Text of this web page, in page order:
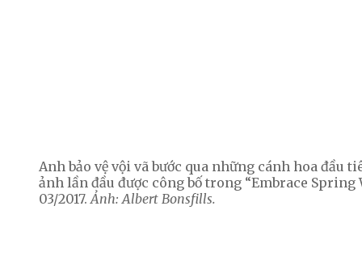
Anh bảo vệ vội vã bước qua những cánh hoa đầu
ảnh lần đầu được công bố trong “Embrace
03/2017. Ảnh: Albert Bonsfills.